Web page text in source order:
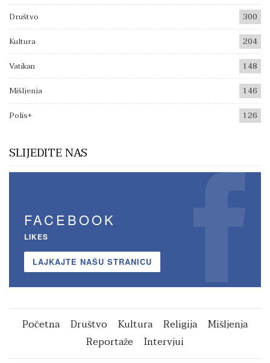
Društvo
300
Kultura
204
Vatikan
148
Mišljenja
146
Polis+
126
SLIJEDITE NAS
FACEBOOK
LIKES
LAJKAJTE NAŠU STRANICU
Početna Društvo Kultura Religija
Mišljenja
Reportaže
Intervjui